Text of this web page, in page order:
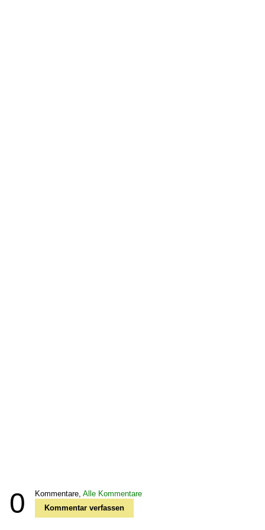
0 Kommentare, Alle Kommentare
Kommentar verfassen